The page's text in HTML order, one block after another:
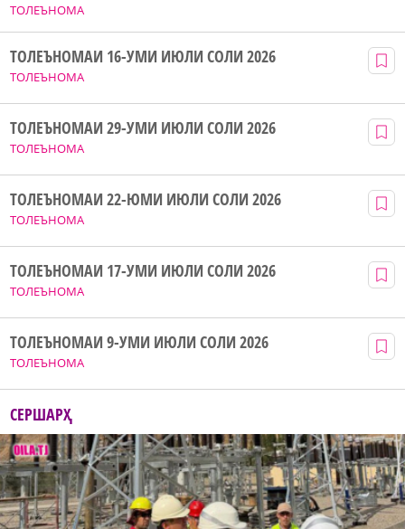
ТОЛЕЪНОМА
ТОЛЕЪНОМА
ТОЛЕЪНОМАИ 16-УМИ ИЮЛИ СОЛИ 2026
ТОЛЕЪНОМА
ТОЛЕЪНОМАИ 29-УМИ ИЮЛИ СОЛИ 2026
ТОЛЕЪНОМА
ТОЛЕЪНОМАИ 22-ЮМИ ИЮЛИ СОЛИ 2026
ТОЛЕЪНОМА
ТОЛЕЪНОМАИ 17-УМИ ИЮЛИ СОЛИ 2026
ТОЛЕЪНОМА
ТОЛЕЪНОМАИ 9-УМИ ИЮЛИ СОЛИ 2026
СЕРШАРҲ